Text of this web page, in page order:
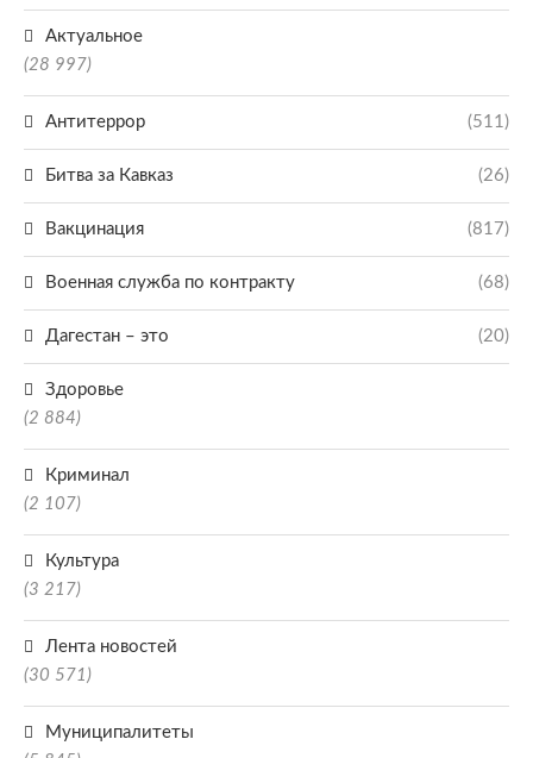
Актуальное
(28 997)
Антитеррор (511)
Битва за Кавказ (26)
Вакцинация (817)
Военная служба по контракту (68)
Дагестан – это (20)
Здоровье
(2 884)
Криминал
(2 107)
Культура
(3 217)
Лента новостей
(30 571)
Муниципалитеты